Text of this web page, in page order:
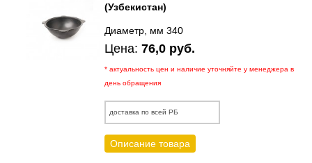
(Узбекистан)
Диаметр, мм 340
Цена: 76,0 руб.
* актуальность цен и наличие уточняйте у менеджера в
день обращения
доставка по всей РБ
Описание товара